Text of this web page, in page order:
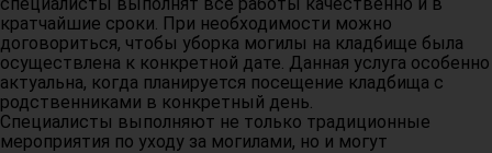
кратчайшие сроки. При необходимости можно
договориться, чтобы уборка могилы на кладбище была
осуществлена к конкретной дате. Данная услуга особенно
актуальна, когда планируется посещение кладбища с
родственниками в конкретный день.
Специалисты выполняют не только традиционные
мероприятия по уходу за могилами, но и могут